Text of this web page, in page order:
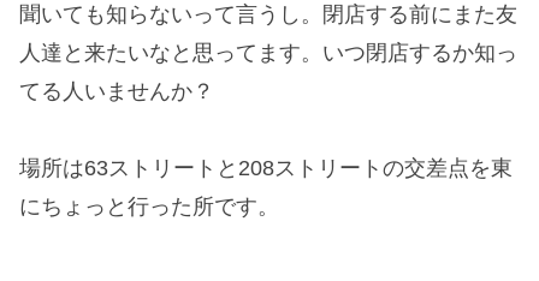
聞いても知らないって言うし。閉店する前にまた友
人達と来たいなと思ってます。いつ閉店するか知っ
てる人いませんか？
場所は63ストリートと208ストリートの交差点を東
にちょっと行った所です。